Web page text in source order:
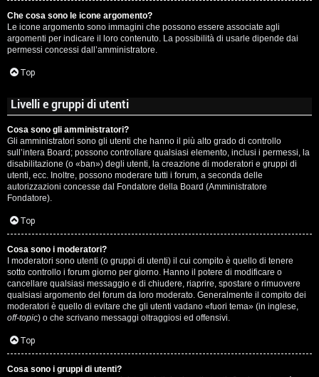
Che cosa sono le icone argomento?
Le icone argomento sono immagini che possono essere associate agli
argomenti per indicare il loro contenuto. La possibilità di usarle dipende dai
permessi concessi dall’amministratore.
Top
Livelli e gruppi di utenti
Cosa sono gli amministratori?
Gli amministratori sono gli utenti che hanno il più alto grado di controllo
sull’intera Board; possono controllare qualsiasi elemento, inclusi i permessi, la
disabilitazione (o «ban») degli utenti, la creazione di moderatori e gruppi di
utenti, ecc. Inoltre, possono moderare tutti i forum, a seconda delle
autorizzazioni concesse dal Fondatore della Board (Amministratore
Fondatore).
Top
Cosa sono i moderatori?
I moderatori sono utenti (o gruppi di utenti) il cui compito è quello di tenere
sotto controllo i forum giorno per giorno. Hanno il potere di modificare o
cancellare qualsiasi messaggio e di chiudere, riaprire, spostare o rimuovere
qualsiasi argomento del forum da loro moderato. Generalmente il compito dei
moderatori è quello di evitare che gli utenti vadano «fuori tema» (in inglese,
off-topic) o che scrivano messaggi oltraggiosi ed offensivi.
Top
Cosa sono i gruppi di utenti?
p
i
a
c
e
P
e
r
c
o
r
s
i
M